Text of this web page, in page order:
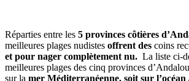
Réparties entre les 5 provinces côtières
meilleures plages nudistes offrent des coins
et pour nager complètement nu. La liste ci-
meilleures plages des cinq provinces
sur la mer Méditerranéenne, soit sur